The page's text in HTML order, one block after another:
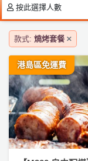
服
務
產
品
分
類
#
中
秋
盆
菜
#
新
年
盆
菜
按此選擇人數
款式: 燒烤套餐
港島區免運費